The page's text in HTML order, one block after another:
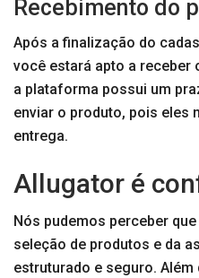
Recebimento do
Após a finalização do
você estará apto a receber
a plataforma possui um
enviar o produto, pois eles
entrega.
Allugator é
Nós pudemos perceber
seleção de produtos e da
estruturado e seguro. Além